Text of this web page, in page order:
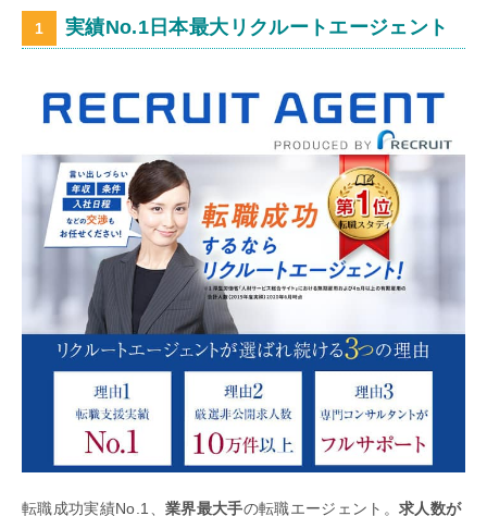
実績No.1日本最大リクルートエージェント
転職成功実績No.1、 業界最大手の転職エージェント。求人数が